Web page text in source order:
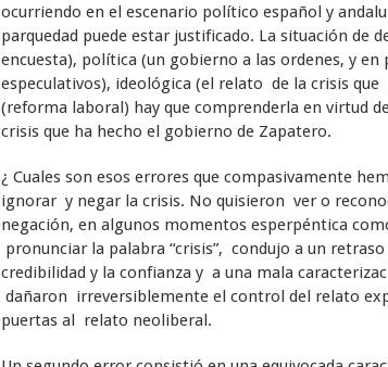
ocurriendo en el escenario político español y
parquedad puede estar justificado. La situación de
encuesta), política (un gobierno a las ordenes, y
especulativos), ideológica (el relato de la crisis
(reforma laboral) hay que comprenderla en virtud
crisis que ha hecho el gobierno de Zapatero.
¿ Cuales son esos errores que compasivamente
ignorar y negar la crisis. No quisieron ver o
negación, en algunos momentos esperpéntica
pronunciar la palabra “crisis”, condujo a un
credibilidad y la confianza y a una mala
dañaron irreversiblemente el control del relato
puertas al relato neoliberal.